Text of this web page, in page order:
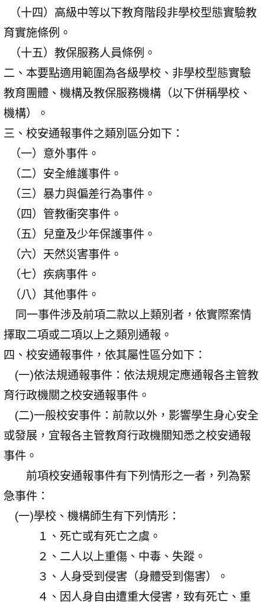
（十四）高級中等以下教育階段非學校型態實驗教
育實施條例。
（十五）教保服務人員條例。
二、本要點適用範圍為各級學校、非學校型態實驗
教育團體、機構及教保服務機構（以下併稱學校、
機構）。
三、校安通報事件之類別區分如下：
（一）意外事件。
（二）安全維護事件。
（三）暴力與偏差行為事件。
（四）管教衝突事件。
（五）兒童及少年保護事件。
（六）天然災害事件。
（七）疾病事件。
（八）其他事件。
同一事件涉及前項二款以上類別者，依實際案情
擇取二項或二項以上之類別通報。
四、校安通報事件，依其屬性區分如下：
(一)依法規通報事件：依法規規定應通報各主管教
育行政機關之校安通報事件。
(二)一般校安事件：前款以外，影響學生身心安全
或發展，宜報各主管教育行政機關知悉之校安通報
事件。
前項校安通報事件有下列情形之一者，列為緊
急事件：
(一)學校、機構師生有下列情形：
１、死亡或有死亡之虞。
２、二人以上重傷、中毒、失蹤。
３、人身受到侵害（身體受到傷害）。
４、因人身自由遭重大侵害，致有死亡、重